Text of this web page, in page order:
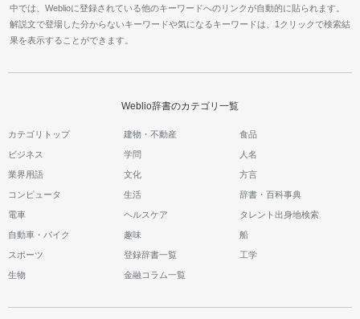
中では、Weblioに登録されている他のキーワードへのリンクが自動的に貼られます。
解説文で登場した分からないキーワードや気になるキーワードは、1クリックで検索結
果を表示することができます。
Weblio辞書のカテゴリ一覧
カテゴリトップ 建物・不動産 食品
ビジネス 学問 人名
業界用語 文化 方言
コンピュータ 生活 辞書・百科事典
電車 ヘルスケア タレント出身地検索
自動車・バイク 趣味 船
スポーツ 登録辞書一覧 工学
生物 金融コラム一覧